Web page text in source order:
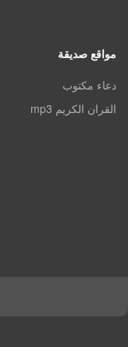
مواقع صديقة
دعاء مكتوب
القران الكريم mp3